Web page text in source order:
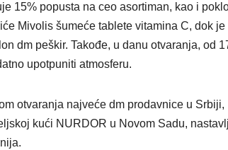
15% popusta na ceo asortiman, kao i
Mivolis šumeće tablete vitamina C, dok je
dm peškir. Takođe, u danu otvaranja, od
upotpuniti atmosferu.
otvaranja najveće dm prodavnice u Srbiji,
kući NURDOR u Novom Sadu,